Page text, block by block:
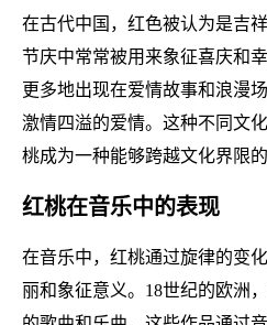
在古代中国，红色被认为是吉
节庆中常常被用来象征喜庆和
更多地出现在爱情故事和浪漫
激情四溢的爱情。这种不同文
桃成为一种能够跨越文化界限的
红桃在音乐中的表现
在音乐中，红桃通过旋律的变
丽和象征意义。18世纪的欧洲